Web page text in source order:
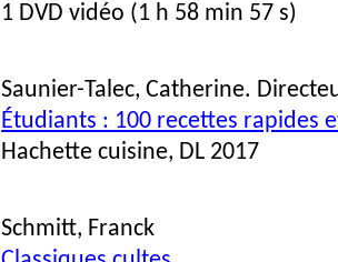
1 DVD vidéo (1 h 58 min 57 s)
Saunier-Talec, Catherine.
Étudiants : 100 recettes rapides
Hachette cuisine, DL 2017
Schmitt, Franck